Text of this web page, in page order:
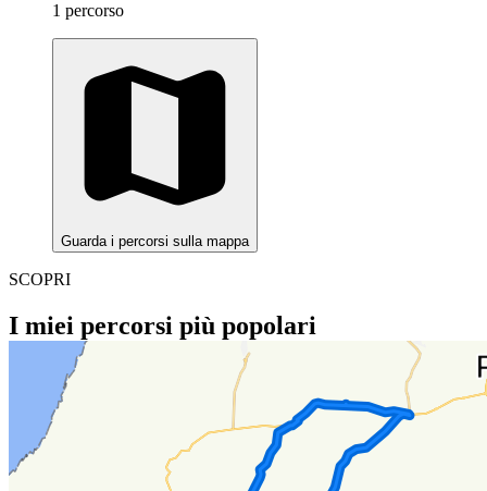
1 percorso
Guarda i percorsi sulla mappa
SCOPRI
I miei percorsi più popolari